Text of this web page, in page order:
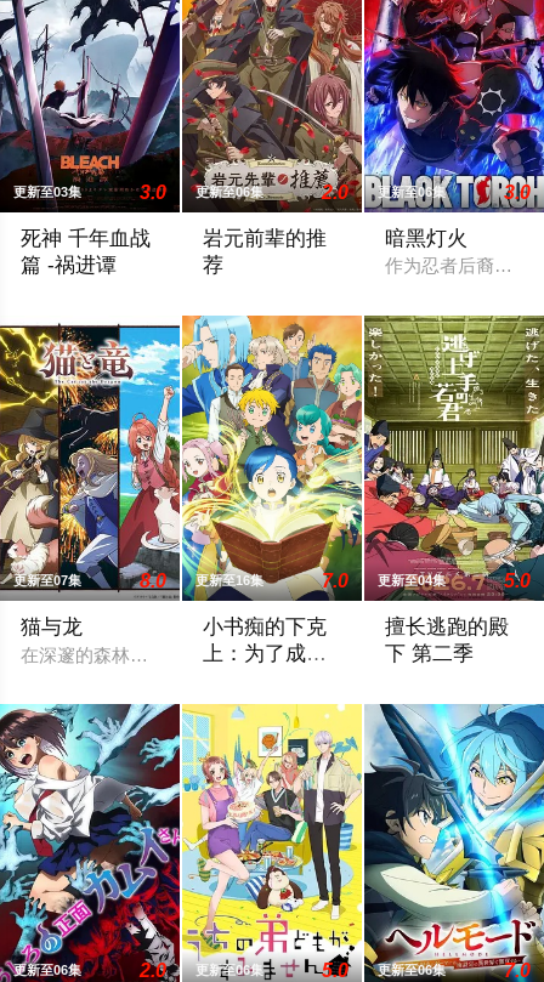
更新至03集 3.0
死神 千年血战
篇 -祸进谭
更新至06集 2.0
岩元前辈的推
荐
更新至06集 3.0
暗黑灯火
作为忍者后裔被祖
更新至07集 8.0
猫与龙
在深邃的森林深处，一只会喷火的龙，与一群能操纵魔法的猫
更新至16集 7.0
小书痴的下克
上：为了成为
择手段！第四
季
更新至04集 5.0
擅长逃跑的殿
下 第二季
更新至06集 2.0 更新至06集 5.0 更新至06集 7.0